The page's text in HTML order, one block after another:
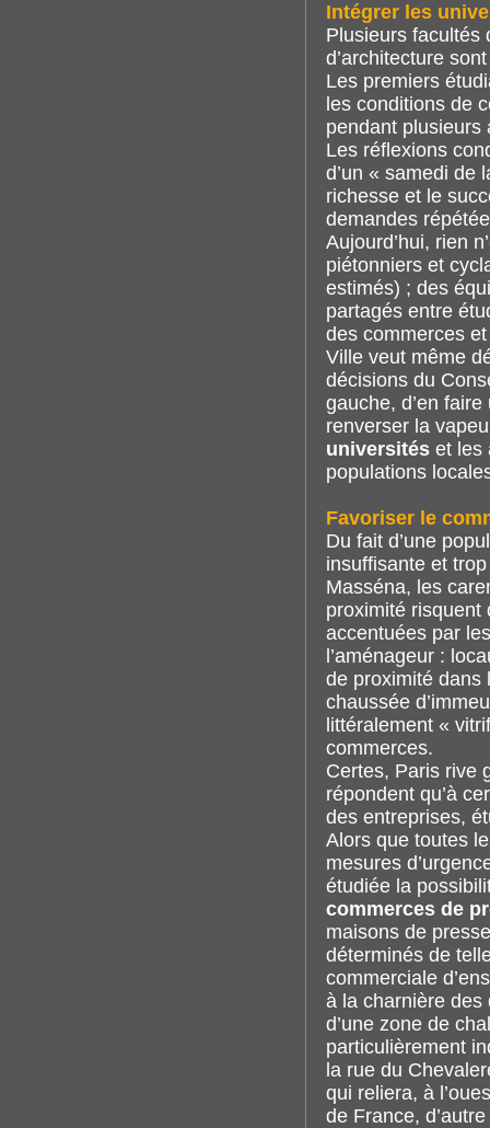
Intégrer les
Plusieurs facultés
d’architecture
Les premiers
les conditions de
pendant plusieurs
Les réflexions
d’un « samedi de
richesse et le
demandes
Aujourd’hui, rien
piétonniers et
estimés) ; des
partagés entre
des commerces
Ville veut même
décisions du
gauche, d’en
renverser la
universités et les
populations
Favoriser le
Du fait d’une
insuffisante et
Masséna, les
proximité risquent
accentuées par
l’aménageur :
de proximité dans
chaussée
littéralement «
commerces.
Certes, Paris rive
répondent qu’à
des entreprises,
Alors que toutes
mesures
étudiée la
commerces de
maisons de
déterminés de
commerciale
à la charnière des
d’une zone de
particulièrement
la rue du
qui reliera, à
de France,